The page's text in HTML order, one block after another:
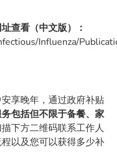
查看（中文版）：
Influenza/
享晚年，通过政府补贴
包括但不限于备餐、家
下方二维码联系工作人
以及您可以获得多少补